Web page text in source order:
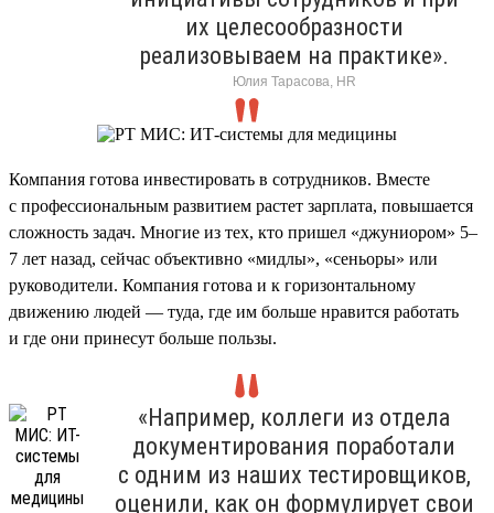
их целесообразности
реализовываем на практике».
Юлия Тарасова, HR
Компания готова инвестировать в сотрудников. Вместе
с профессиональным развитием растет зарплата, повышается
сложность задач. Многие из тех, кто пришел «джуниором» 5–
7 лет назад, сейчас объективно «мидлы», «сеньоры» или
руководители. Компания готова и к горизонтальному
движению людей — туда, где им больше нравится работать
и где они принесут больше пользы.
«Например, коллеги из отдела
документирования поработали
с одним из наших тестировщиков,
оценили, как он формулирует свои